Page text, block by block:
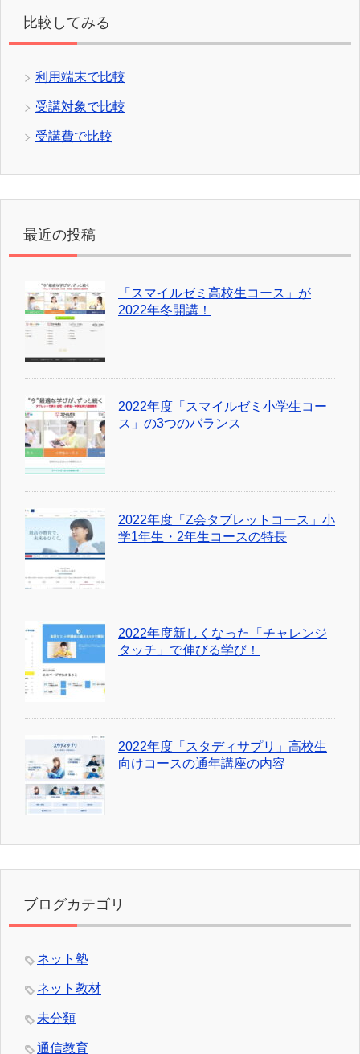
比較してみる
利用端末で比較
受講対象で比較
受講費で比較
最近の投稿
「スマイルゼミ高校生コース」が
2022年冬開講！
2022年度「スマイルゼミ小学生コー
ス」の3つのバランス
2022年度「Z会タブレットコース」小
学1年生・2年生コースの特長
2022年度新しくなった「チャレンジ
タッチ」で伸びる学び！
2022年度「スタディサプリ」高校生
向けコースの通年講座の内容
ブログカテゴリ
ネット塾
ネット教材
未分類
通信教育